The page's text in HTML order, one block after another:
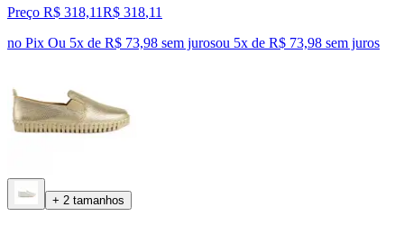
Preço R$ 318,11R$ 318,11
no Pix Ou 5x de R$ 73,98 sem jurosou 5x de R$ 73,98 sem juros
+ 2 tamanhos